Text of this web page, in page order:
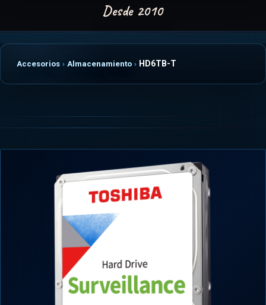
Accesorios Almacenamiento HD6TB-T